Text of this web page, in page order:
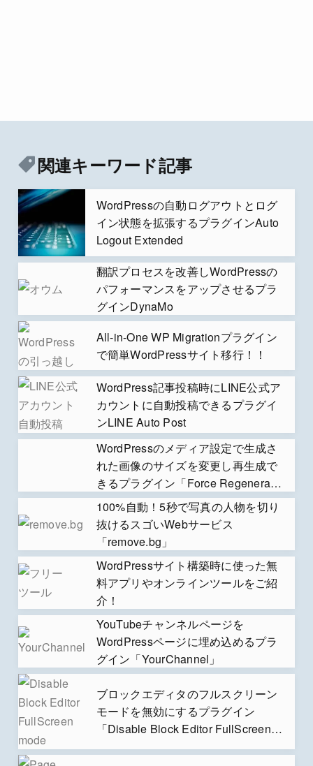
関連キーワード記事
WordPressの自動ログアウトとログ
イン状態を拡張するプラグインAuto
Logout Extended
翻訳プロセスを改善しWordPressの
パフォーマンスをアップさせるプラ
グインDynaMo
All-in-One WP Migrationプラグイン
で簡単WordPressサイト移行！！
WordPress記事投稿時にLINE公式ア
カウントに自動投稿できるプラグイ
ンLINE Auto Post
WordPressのメディア設定で生成さ
れた画像のサイズを変更し再生成で
きるプラグイン「Force Regenerate
Thumbnails」
100%自動！5秒で写真の人物を切り
抜けるスゴいWebサービス
「remove.bg」
WordPressサイト構築時に使った無
料アプリやオンラインツールをご紹
介！
YouTubeチャンネルページを
WordPressページに埋め込めるプラ
グイン「YourChannel」
ブロックエディタのフルスクリーン
モードを無効にするプラグイン
「Disable Block Editor FullScreen
mode」